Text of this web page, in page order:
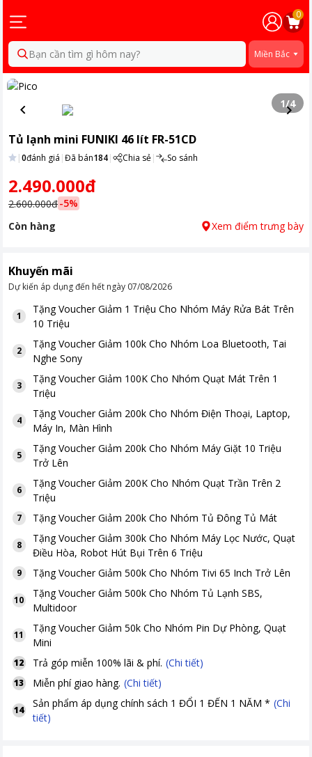
0
Bạn cần tìm gì hôm nay? Miền Bắc
1/4
Tủ lạnh mini FUNIKI 46 lít FR-51CD
|0đánh giá |Đã bán184| Chia sẻ| So sánh
2.490.000đ
2.600.000đ-5%
Còn hàng
Xem điểm trưng bày
Khuyến mãi
Dự kiến áp dụng đến hết ngày 07/08/2026
1
TặngVoucher Giảm 1 Triệu Cho Nhóm Máy Rửa Bát Trên
10 Triệu
2
TặngVoucher Giảm 100k Cho Nhóm Loa Bluetooth, Tai
Nghe Sony
3
TặngVoucher Giảm 100K Cho Nhóm Quạt Mát Trên 1
Triệu
4
TặngVoucher Giảm 200k Cho Nhóm Điện Thoại, Laptop,
Máy In, Màn Hình
5
TặngVoucher Giảm 200k Cho Nhóm Máy Giặt 10 Triệu
Trở Lên
6
TặngVoucher Giảm 200K Cho Nhóm Quạt Trần Trên 2
Triệu
7 TặngVoucher Giảm 200k Cho Nhóm Tủ Đông Tủ Mát
8
TặngVoucher Giảm 300k Cho Nhóm Máy Lọc Nước, Quạt
Điều Hòa, Robot Hút Bụi Trên 6 Triệu
9 TặngVoucher Giảm 500k Cho Nhóm Tivi 65 Inch Trở Lên
10
TặngVoucher Giảm 500k Cho Nhóm Tủ Lạnh SBS,
Multidoor
11
TặngVoucher Giảm 50k Cho Nhóm Pin Dự Phòng, Quạt
Mini
12 Trả góp miễn 100% lãi & phí. (Chi tiết)
13 Miễn phí giao hàng. (Chi tiết)
14
Sản phẩm áp dụng chính sách 1 ĐỔI 1 ĐẾN 1 NĂM * (Chi
tiết)